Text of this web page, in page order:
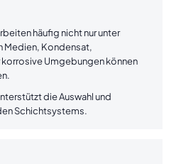
häufig nicht nur unter
Medien, Kondensat,
Umgebungen können
die Auswahl und
Schichtsystems.